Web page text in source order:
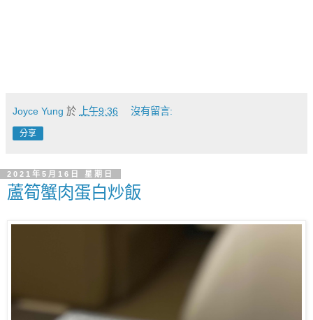
Joyce Yung 於 上午9:36 沒有留言:
分享
2021年5月16日 星期日
蘆筍蟹肉蛋白炒飯